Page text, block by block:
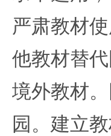
严肃教材
他教材替
境外教材
园。建立